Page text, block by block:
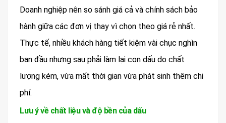
Doanh nghiệp nên so sánh giá cả và chính sách bảo
hành giữa các đơn vị thay vì chọn theo giá rẻ nhất.
Thực tế, nhiều khách hàng tiết kiệm vài chục nghìn
ban đầu nhưng sau phải làm lại con dấu do chất
lượng kém, vừa mất thời gian vừa phát sinh thêm chi
phí.
Lưu ý về chất liệu và độ bền của dấu